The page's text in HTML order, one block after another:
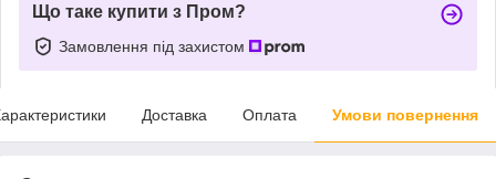
Що таке купити з Пром?
Замовлення під захистом
Доставка Оплата Умови повернення